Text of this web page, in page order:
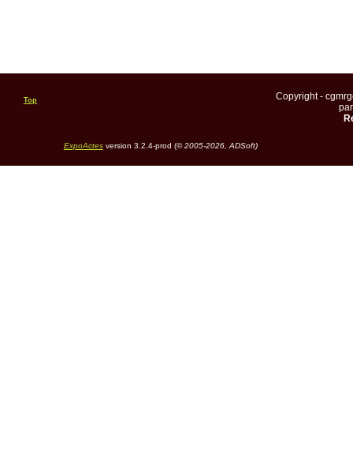
Top
Copyright -
ExpoActesversion 3.2.4-prod (©2005-2026, ADSoft)